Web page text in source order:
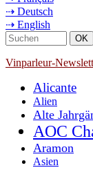
⇢ Deutsch
⇢ English
Vinparleur-
Alicante
Alien
Alte
AOC
Aramon
Asien